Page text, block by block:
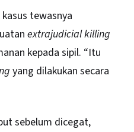
tewasnya
extrajudicial killing
kepada sipil. “Itu
yang dilakukan secara
sebelum dicegat,